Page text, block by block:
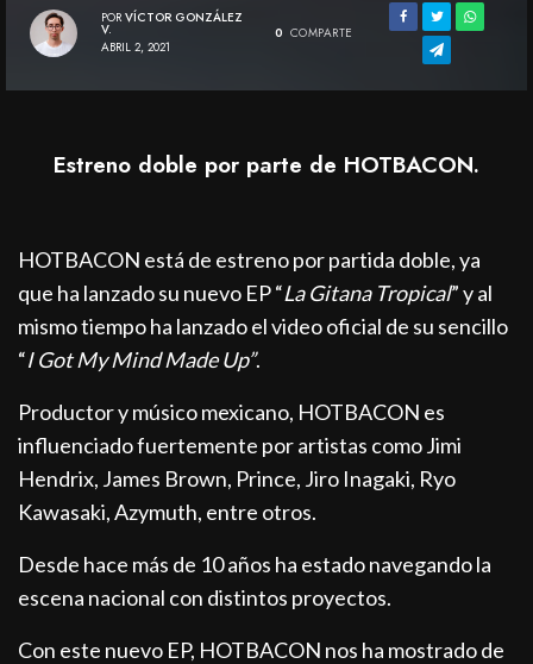
POR VÍCTOR GONZÁLEZ
V.
ABRIL 2, 2021
0 COMPARTE
Estreno doble por parte de HOTBACON.
HOTBACON está de estreno por partida doble, ya
que ha lanzado su nuevo EP “La Gitana Tropical” y al
mismo tiempo ha lanzado el video oficial de su sencillo
“I Got My Mind Made Up”.
Productor y músico mexicano, HOTBACON es
influenciado fuertemente por artistas como Jimi
Hendrix, James Brown, Prince, Jiro Inagaki, Ryo
Kawasaki, Azymuth, entre otros.
Desde hace más de 10 años ha estado navegando la
escena nacional con distintos proyectos.
Con este nuevo EP, HOTBACON nos ha mostrado de